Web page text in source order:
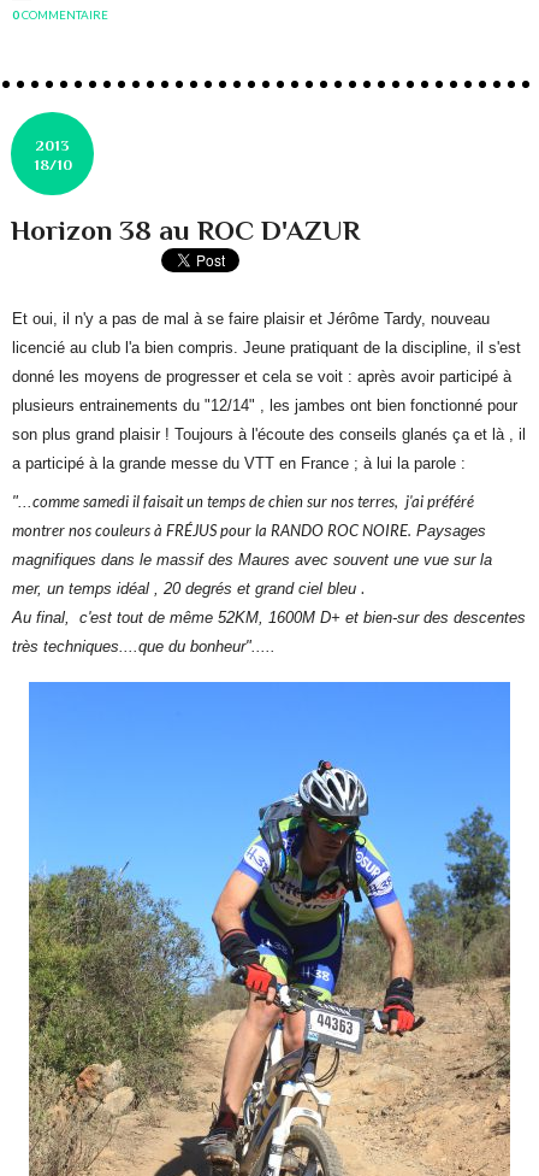
0COMMENTAIRE
2013
18/10
Horizon 38 au ROC D'AZUR
Et oui, il n'y a pas de mal à se faire plaisir et Jérôme Tardy, nouveau
licencié au club l'a bien compris. Jeune pratiquant de la discipline, il s'est
donné les moyens de progresser et cela se voit : après avoir participé à
plusieurs entrainements du "12/14" , les jambes ont bien fonctionné pour
son plus grand plaisir ! Toujours à l'écoute des conseils glanés ça et là , il
a participé à la grande messe du VTT en France ; à lui la parole :
"...commesamediil faisait un temps de chien sur nos terres, j'ai préféré
montrer nos couleurs à FRÉJUS pour la RANDO ROC NOIRE. Paysages
magnifiques dans le massif des Maures avec souvent une vue sur la
mer, un temps idéal , 20 degrés et grand ciel bleu.
Au final, c'est tout de même 52KM, 1600M D+ et bien-sur des descentes
très techniques....que du bonheur".....